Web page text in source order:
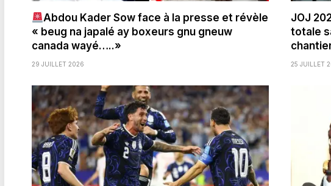
Abdou Kader Sow face à la presse et révèle
« beug na japalé ay boxeurs gnu gneuw
canada wayé…..»
29 JUILLET 2026
JOJ
totale
25 JUILLET